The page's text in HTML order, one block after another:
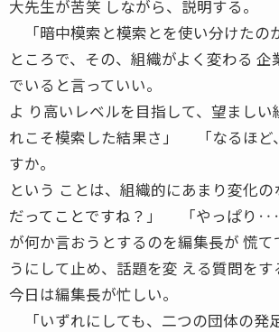
大先生が苦笑 しながら、説明する。
「暗中模索と模索とを使い分けたの
ところで、その、組織がよく変わる
でいると言っていい。
よ り高いレベルを目指して、望ましい
れこそ模索した結果さ」 「なるほど
すか。
という ことは、組織的にあまり変化
だってことですね？」 「やっぱ
が何か言おうとするのを編集長が 慌て
うにして止め、話題を変 える質問をす
今日は編集長が忙しい。
「いずれにしても、二つの団体の発